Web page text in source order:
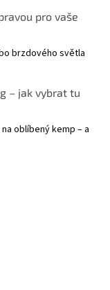
pro vaše
brzdového světla
– jak vybrat tu
oblíbený kemp – a